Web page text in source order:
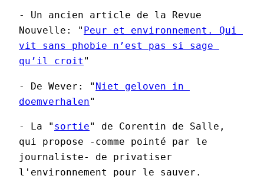
- Un ancien article de la Revue
Nouvelle: " Peur et environnement. Qui
vit sans phobie n’est pas si sage
qu’il croit "
- De Wever: " Niet geloven in
doemverhalen"
- La " sortie" de Corentin de Salle,
qui propose -comme pointé par le
journaliste- de privatiser
l'environnement pour le sauver.